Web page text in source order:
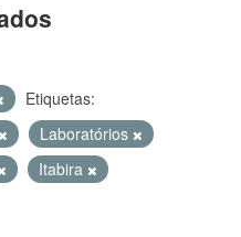
Etiquetas:
Laboratórios
Itabira